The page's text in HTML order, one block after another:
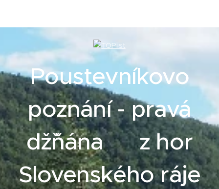
Poustevníkovo
poznání - pravá
džˇňána z hor
Slovenského ráje